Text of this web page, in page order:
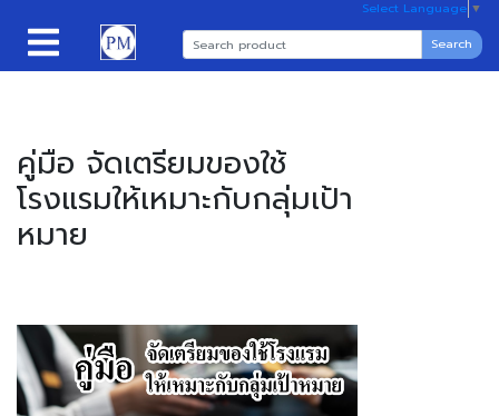
Select Language ▼
Search
คู่มือ จัดเตรียมของใช้
โรงแรมให้เหมาะกับกลุ่มเป้า
หมาย